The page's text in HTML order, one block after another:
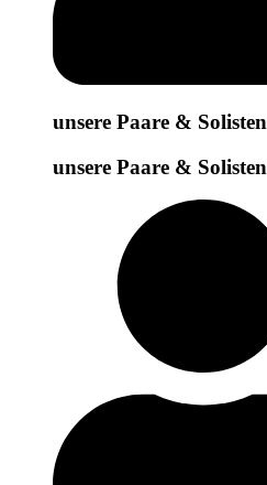
unsere Paare & Solisten
unsere Paare & Solisten